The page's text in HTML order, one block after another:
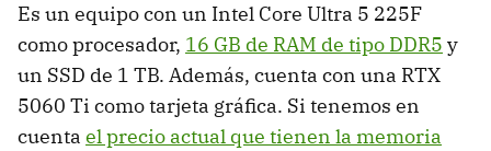
Es un equipo con un Intel Core Ultra 5 225F
como procesador, 16 GB de RAM de tipo DDR5 y
un SSD de 1 TB. Además, cuenta con una RTX
5060 Ti como tarjeta gráfica. Si tenemos en
cuenta el precio actual que tienen la memoria